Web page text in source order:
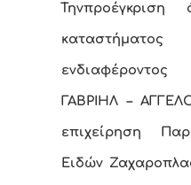
Τηνπροέγκριση
καταστήματος
ΓΑΒΡΙΗΛ –
επιχείρηση
Ειδών